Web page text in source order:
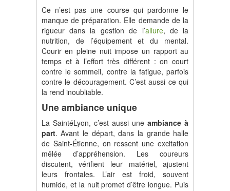
Ce n’est pas une course qui pardonne le
manque de préparation. Elle demande de la
rigueur dans la gestion de l’allure, de la
nutrition, de l’équipement et du mental.
Courir en pleine nuit impose un rapport au
temps et à l’effort très différent : on court
contre le sommeil, contre la fatigue, parfois
contre le découragement. C’est aussi ce qui
la rend inoubliable.
Une ambiance unique
La SaintéLyon, c’est aussi uneambiance à
part. Avant le départ, dans la grande halle
de Saint-Étienne, on ressent une excitation
mêlée d’appréhension. Les coureurs
discutent, vérifient leur matériel, ajustent
leurs frontales. L’air est froid, souvent
humide, et la nuit promet d’être longue. Puis